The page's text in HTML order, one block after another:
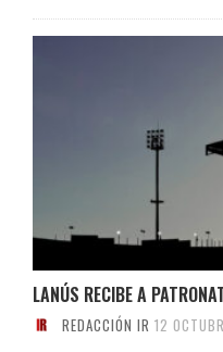
LANÚS RECIBE A
REDACCIÓN IR 12